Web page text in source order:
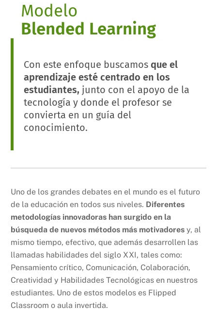
Modelo
Blended Learning
Con este enfoque buscamos que el
aprendizaje esté centrado en los
estudiantes, junto con el apoyo de la
tecnología y donde el profesor se
convierta en un guía del
conocimiento.
Uno de los grandes debates en el mundo es el futuro
de la educación en todos sus niveles. Diferentes
metodologías innovadoras han surgido en la
búsqueda de nuevos métodos más motivadores y, al
mismo tiempo, efectivo, que además desarrollen las
llamadas habilidades del siglo XXI, tales como:
Pensamiento crítico, Comunicación, Colaboración,
Creatividad y Habilidades Tecnológicas en nuestros
estudiantes. Uno de estos modelos es Flipped
Classroom o aula invertida.